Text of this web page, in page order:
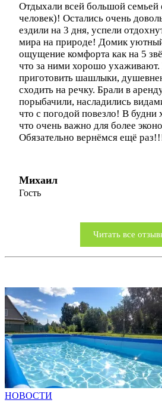
Отдыхали всей большой семьей
человек)! Остались очень
ездили на 3 дня, успели
мира на природе! Домик
ощущение комфорта как на 5
что за ними хорошо
приготовить шашлыки,
сходить на речку. Брали в
порыбачили, насладились
что с погодой повезло! В будни
что очень важно для более
Обязательно вернёмся ещё
Михаил
Гость
Читать все
НОВОСТИ